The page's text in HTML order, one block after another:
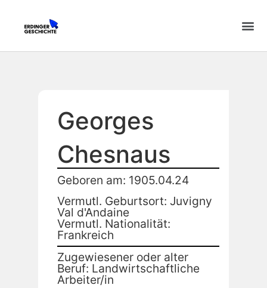
Georges
Chesnaus
Geboren am: 1905.04.24
Vermutl. Geburtsort: Juvigny
Val d'Andaine
Vermutl. Nationalität:
Frankreich
Zugewiesener oder alter
Beruf: Landwirtschaftliche
Arbeiter/in